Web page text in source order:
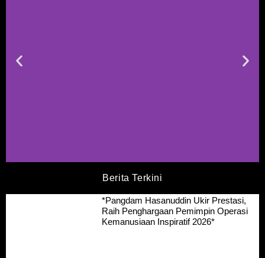
Berita Terkini
*Pangdam Hasanuddin Ukir Prestasi,
Raih Penghargaan Pemimpin Operasi
Kemanusiaan Inspiratif 2026*